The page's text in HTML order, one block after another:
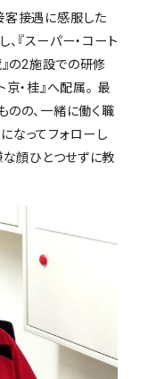
客接遇に感服した
『スーパー・コート
』の2施設での研修
京・桂』へ配属。 最
の、一緒に働く職
なってフォローし
な顔ひとつせずに教